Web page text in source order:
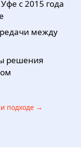
с 2015 года
между
решения
подходе →